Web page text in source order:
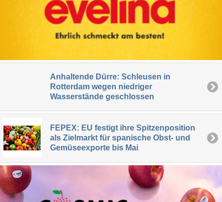
Anhaltende Dürre: Schleusen in
Rotterdam wegen niedriger
Wasserstände geschlossen
FEPEX: EU festigt ihre Spitzenposition
als Zielmarkt für spanische Obst- und
Gemüseexporte bis Mai